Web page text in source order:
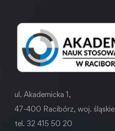
ul. Akademicka 1,
47-400 Racibórz, woj. śląskie
tel. 32 415 50 20